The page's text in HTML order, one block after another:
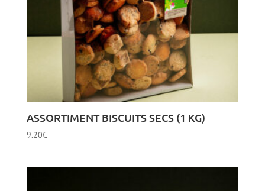
ASSORTIMENT BISCUITS SECS (1 KG)
9.20€